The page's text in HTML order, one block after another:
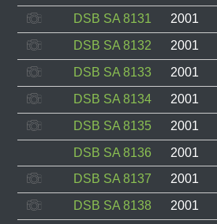
DSB SA 8131
2001
DSB SA 8132
2001
DSB SA 8133
2001
DSB SA 8134
2001
DSB SA 8135
2001
DSB SA 8136
2001
DSB SA 8137
2001
DSB SA 8138
2001